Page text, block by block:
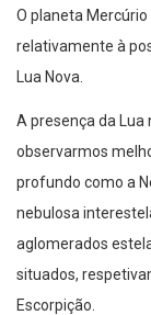
O planeta
relativamente à
Lua Nova.
A presença da Lua
observarmos
profundo como a
nebulosa
aglomerados
situados,
Escorpição.